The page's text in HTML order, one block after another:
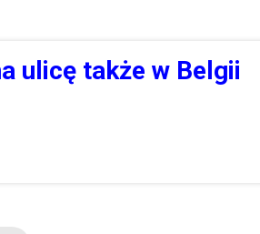
ulicę także w Belgii